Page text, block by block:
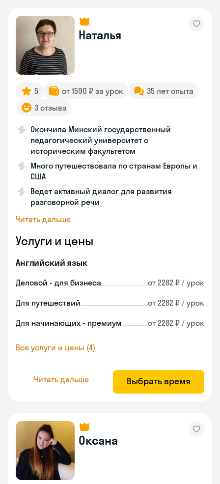
Наталья
5 от 1590 ₽ за урок
35 лет опыта
3 отзыва
Окончила Минский государственный
педагогический университет с
историческим факультетом
Много путешествовала по странам Европы и
США
Ведет активный диалог для развития
разговорной речи
Читать дальше
Услуги и цены
Английский язык
Деловой - для бизнеса от 2282 ₽ / урок
Для путешествий от 2282 ₽ / урок
Для начинающих - премиум от 2282 ₽ / урок
Все услуги и цены (4)
Читать дальше Выбрать время
Оксана